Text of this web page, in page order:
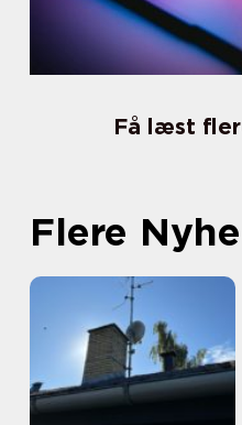
Få læst
Flere